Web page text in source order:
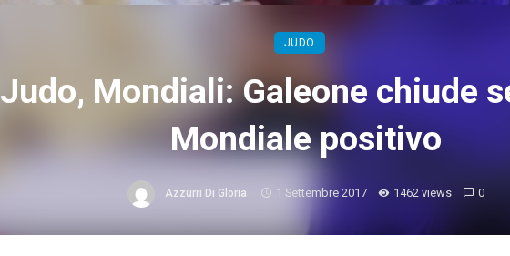
JUDO
Judo, Mondiali: Galeone chiude
Mondiale positivo
Azzurri Di Gloria 1 Settembre 2017 1462 views 0